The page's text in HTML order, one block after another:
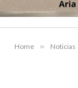
Home » Noticias